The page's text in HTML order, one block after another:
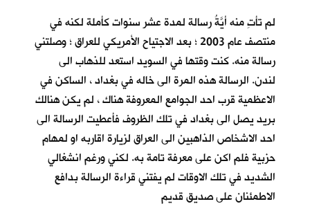
لم تأتِ منه أيَّةُ رسالة لمدة عشر سنوات كأملة لكنه في
منتصف عام 2003 ؛ بعد الاجتياح الأمريكي للعراق ؛ وصلتني
رسالة منه. كنت وقتها في السويد استعد للذهاب الى
لندن. الرسالة هذه المرة الى خاله في بغداد ، الساكن في
الاعظمية قرب احد الجوامع المعروفة هناك ، لم يكن هنالك
بريد يصل الى بغداد في تلك الظروف فأعطيت الرسالة الى
احد الاشخاص الذاهبين الى العراق لزيارة اقاربه او لمهام
حزبية فلم اكن على معرفة تامة به. لكني ورغم انشغالي
الشديد في تلك الاوقات لم يفتني قراءة الرسالة بدافع
الاطمئنان على صديق قديم